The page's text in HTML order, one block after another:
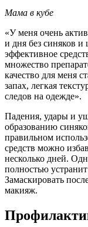
Мама в кубе
«У меня очень
и дня без синяков
эффективное
множество
качество для меня
запах, легкая
следов на одежде».
Падения, удары и
образованию
правильном
средств можно
несколько дней.
полностью
Замаскировать
макияж.